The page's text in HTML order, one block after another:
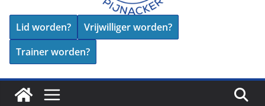
Lid worden?
Vrijwilliger worden?
Trainer worden?